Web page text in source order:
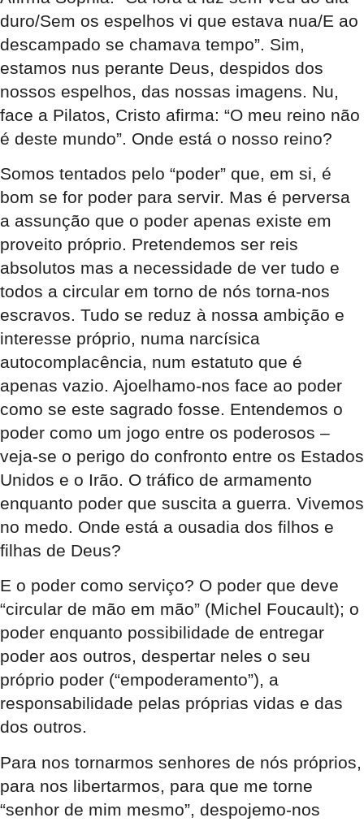
duro/Sem os espelhos vi que estava nua/E ao
descampado se chamava tempo”. Sim,
estamos nus perante Deus, despidos dos
nossos espelhos, das nossas imagens. Nu,
face a Pilatos, Cristo afirma: “O meu reino não
é deste mundo”. Onde está o nosso reino?
Somos tentados pelo “poder” que, em si, é
bom se for poder para servir. Mas é perversa
a assunção que o poder apenas existe em
proveito próprio. Pretendemos ser reis
absolutos mas a necessidade de ver tudo e
todos a circular em torno de nós torna-nos
escravos. Tudo se reduz à nossa ambição e
interesse próprio, numa narcísica
autocomplacência, num estatuto que é
apenas vazio. Ajoelhamo-nos face ao poder
como se este sagrado fosse. Entendemos o
poder como um jogo entre os poderosos –
veja-se o perigo do confronto entre os Estados
Unidos e o Irão. O tráfico de armamento
enquanto poder que suscita a guerra. Vivemos
no medo. Onde está a ousadia dos filhos e
filhas de Deus?
E o poder como serviço? O poder que deve
“circular de mão em mão” (Michel Foucault); o
poder enquanto possibilidade de entregar
poder aos outros, despertar neles o seu
próprio poder (“empoderamento”), a
responsabilidade pelas próprias vidas e das
dos outros.
Para nos tornarmos senhores de nós próprios,
para nos libertarmos, para que me torne
“senhor de mim mesmo”, despojemo-nos